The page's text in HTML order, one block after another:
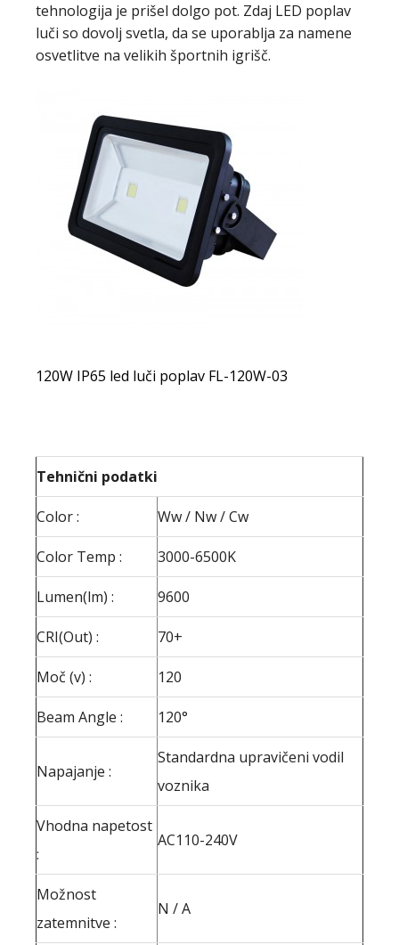
tehnologija je prišel dolgo pot. Zdaj LED poplav
luči so dovolj svetla, da se uporablja za namene
osvetlitve na velikih športnih igrišč.
120W IP65 led luči poplav FL-120W-03
Tehnični podatki
Color : Ww / Nw / Cw
Color Temp : 3000-6500K
Lumen(lm) : 9600
CRI(Out) : 70+
Moč (v) : 120
Beam Angle : 120°
Napajanje :
Standardna upravičeni vodil
voznika
Vhodna napetost
:
AC110-240V
Možnost
zatemnitve :
N / A